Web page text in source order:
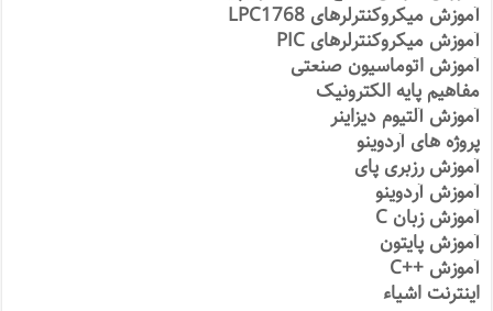
آموزش میکروکنترلرهای LPC1768
آموزش میکروکنترلرهای PIC
آموزش اتوماسیون صنعتی
مفاهیم پایه الکترونیک
آموزش آلتیوم دیزاینر
پروژه های آردوینو
آموزش رزبری پای
آموزش آردوینو
آموزش زبان C
آموزش پایتون
آموزش ++C
اینترنت اشیاء